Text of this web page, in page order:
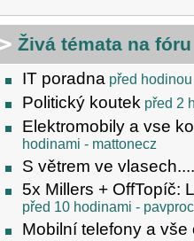
Živá témata na fóru
IT poradna před hodinou
Politický koutek před 2
Elektromobily a vse
hodinami - mattonecz
S větrem ve vlasech....
5x Millers + OffTopíč:
před 10 hodinami -
Mobilní telefony a vše